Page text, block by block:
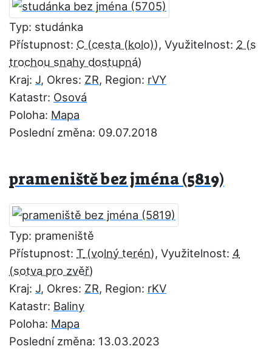
Typ: studánka
Přístupnost: C , Využitelnost: 2
Kraj: J, Okres: ZR, Region: rVY
Katastr: Osová
Poloha: Mapa
Poslední změna: 09.07.2018
prameniště bez jména (5819)
Typ: prameniště
Přístupnost: T , Využitelnost: 4
Kraj: J, Okres: ZR, Region: rKV
Katastr: Baliny
Poloha: Mapa
Poslední změna: 13.03.2023